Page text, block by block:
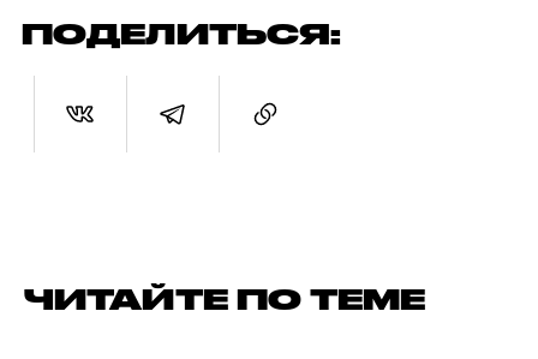
ПОДЕЛИТЬСЯ:
ЧИТАЙТЕ ПО ТЕМЕ